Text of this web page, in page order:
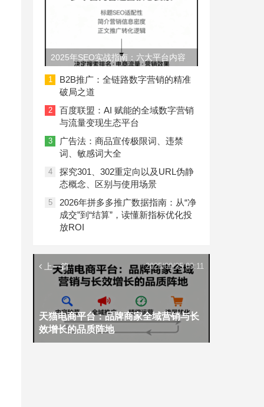
2025年SEO实战指南：六大平台内容
长度与结构规范
1
B2B推广：全链路数字营销的精准
破局之道
2
百度联盟：AI 赋能的全域数字营销
与流量变现生态平台
3
广告法：商品宣传极限词、违禁
词、敏感词大全
4
探究301、302重定向以及URL伪静
态概念、区别与使用场景
5
2026年拼多多推广数据指南：从“净
成交”到“结算”，读懂新指标优化投
放ROI
上一篇
天猫电商平台：品牌商家全域营销与长
效增长的品质阵地
2025/09/25 09:11